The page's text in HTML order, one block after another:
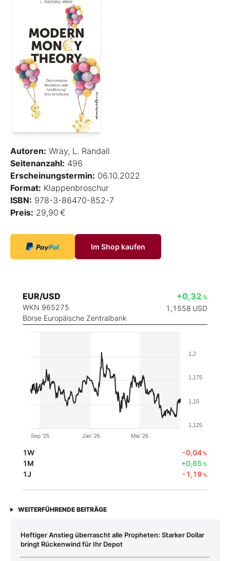
Autoren: Wray, L. Randall
Seitenanzahl: 496
Erscheinungstermin: 06.10.2022
Format: Klappenbroschur
ISBN: 978-3-86470-852-7
Preis: 29,90 €
Im Shop kaufen
EUR/USD
WKN 965275
Börse Europäische Zentralbank
+0,32 %
1,1558 USD
Jan '26
Sep '25 Mai '26
1,125
1,15
1,175
1,2
1W -0,04%
1M +0,65%
1J -1,19%
WEITERFÜHRENDE BEITRÄGE
Heftiger Anstieg überrascht alle Propheten: Starker Dollar
bringt Rückenwind für Ihr Depot